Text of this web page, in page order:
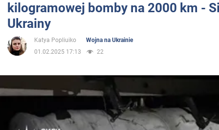
Rozrywka
Życie
Społeczeństwo
kilogramowej bomby na 2000 km -
Ukrainy
Katya Popliuiko
Wojna na Ukrainie
01.02.2025 17:13
22